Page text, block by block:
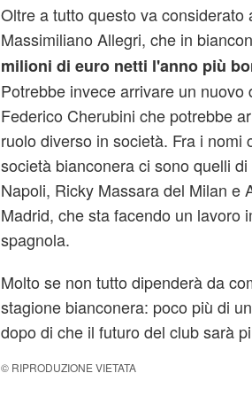
Oltre a tutto questo va considerato
Massimiliano Allegri, che in
milioni di euro netti l'anno più
Potrebbe invece arrivare un
Federico Cherubini che potrebbe
ruolo diverso in società. Fra i nomi
società bianconera ci sono quelli
Napoli, Ricky Massara del Milan e
Madrid, che sta facendo un lavoro
spagnola.
Molto se non tutto dipenderà da
stagione bianconera: poco più di
dopo di che il futuro del club sarà
© RIPRODUZIONE VIETATA